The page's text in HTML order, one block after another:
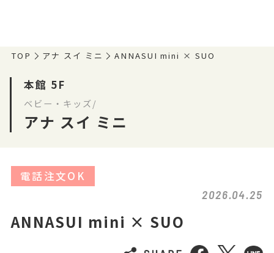
TOP アナ スイ ミニ ANNASUI mini × SUO
本館 5F
ベビー・キッズ/
アナ スイ ミニ
電話注文OK
2026.04.25
ANNASUI mini × SUO